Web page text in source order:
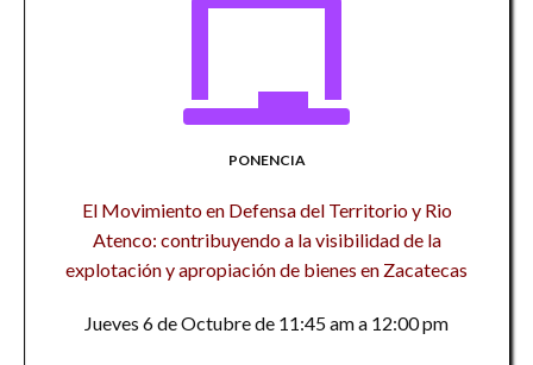
PONENCIA
El Movimiento en Defensa del Territorio y Rio
Atenco: contribuyendo a la visibilidad de la
explotación y apropiación de bienes en Zacatecas
Jueves 6 de Octubre de 11:45 am a 12:00 pm